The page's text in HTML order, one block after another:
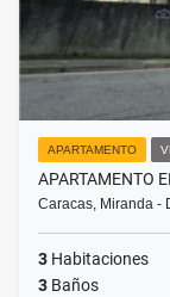
APARTAMENTO
APARTAMENTO
Caracas, Miranda -
3 Habitaciones
3 Baños